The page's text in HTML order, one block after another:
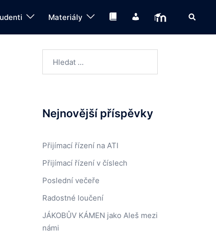
Materiály Knihovna MoodleSearch
Nejnovější příspěvky
Přijímací řízení na ATI
Přijímací řízení v číslech
Poslední večeře
Radostné loučení
JÁKOBŮV KÁMEN jako Aleš mezi
námi